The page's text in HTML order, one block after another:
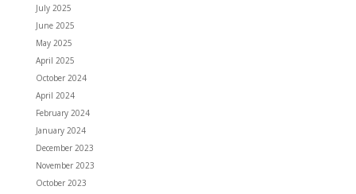
July 2025
June 2025
May 2025
April 2025
October 2024
April 2024
February 2024
January 2024
December 2023
November 2023
October 2023